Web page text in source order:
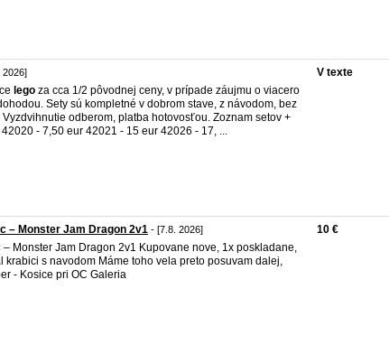
2026]
lego za cca 1/2 pôvodnej ceny, v prípade záujmu o viacero
Sety sú kompletné v dobrom stave, z návodom, bez
odberom, platba hotovosťou. Zoznam setov +
- 7,50 eur 42021 - 15 eur 42026 - 17, ...
V texte
– Monster Jam Dragon 2v1 - [7.8. 2026]
– Monster Jam Dragon 2v1 Kupovane nove, 1x poskladane,
krabici s navodom Máme toho vela preto posuvam dalej,
- Kosice pri OC Galeria
10 €